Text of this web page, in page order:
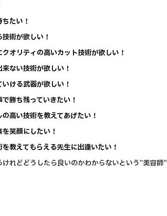
たい！
術が欲しい！
クオリティの高いカット技術が欲しい！
ない技術が欲しい！
ける武器が欲しい！
勝ち残っていきたい！
高い技術を教えてあげたい！
笑顔にしたい！
教えてもらえる先生に出逢いたい！
どどうしたら良いのかわからないという”美容師”